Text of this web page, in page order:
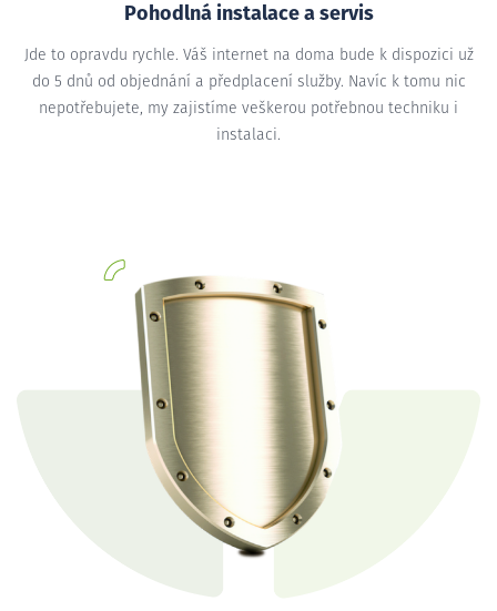
Pohodlná instalace a servis
Jde to opravdu rychle. Váš internet na doma bude k dispozici už
do 5 dnů od objednání a předplacení služby. Navíc k tomu nic
nepotřebujete, my zajistíme veškerou potřebnou techniku i
instalaci.